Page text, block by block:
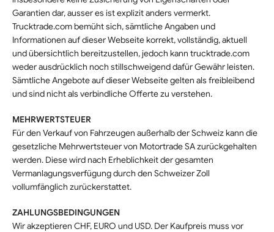
Garantien dar, ausser es ist explizit anders vermerkt.
Trucktrade.com bemüht sich, sämtliche Angaben und
Informationen auf dieser Webseite korrekt, vollständig, aktuell
und übersichtlich bereitzustellen, jedoch kann trucktrade.com
weder ausdrücklich noch stillschweigend dafür Gewähr leisten.
Sämtliche Angebote auf dieser Webseite gelten als freibleibend
und sind nicht als verbindliche Offerte zu verstehen.
MEHRWERTSTEUER
Für den Verkauf von Fahrzeugen außerhalb der Schweiz kann die
gesetzliche Mehrwertsteuer von Motortrade SA zurückgehalten
werden. Diese wird nach Erheblichkeit der gesamten
Vermanlagungsverfügung durch den Schweizer Zoll
vollumfänglich zurückerstattet.
ZAHLUNGSBEDINGUNGEN
Wir akzeptieren CHF, EURO und USD. Der Kaufpreis muss vor